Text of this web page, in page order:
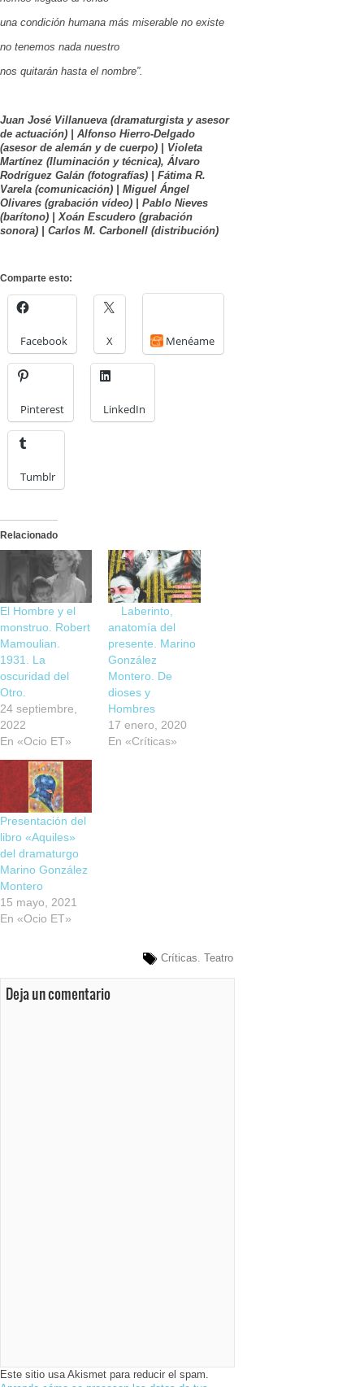
una condición humana más miserable no existe
no tenemos nada nuestro
nos quitarán hasta el nombre”.
Juan José Villanueva (dramaturgista y asesor
de actuación) | Alfonso Hierro-Delgado
(asesor de alemán y de cuerpo) | Violeta
Martínez (Iluminación y técnica), Álvaro
Rodríguez Galán (fotografías) | Fátima R.
Varela (comunicación) | Miguel Ángel
Olivares (grabación vídeo) | Pablo Nieves
(barítono) | Xoán Escudero (grabación
sonora) | Carlos M. Carbonell (distribución)
Comparte esto:
Facebook X Menéame
Pinterest LinkedIn
Tumblr
Relacionado
El Hombre y el
monstruo. Robert
Mamoulian.
1931. La
oscuridad del
Otro.
24 septiembre,
2022
En «Ocio ET»
Laberinto,
anatomía del
presente. Marino
González
Montero. De
dioses y
Hombres
17 enero, 2020
En «Críticas»
Presentación del
libro «Aquiles»
del dramaturgo
Marino González
Montero
15 mayo, 2021
En «Ocio ET»
Críticas. Teatro
Deja un comentario
Este sitio usa Akismet para reducir el spam.